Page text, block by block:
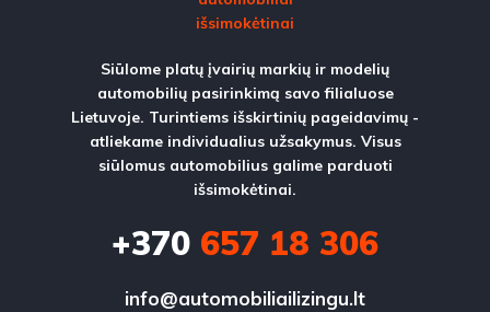
Siūlome platų įvairių markių ir modelių
automobilių pasirinkimą savo filialuose
Lietuvoje. Turintiems išskirtinių pageidavimų -
atliekame individualius užsakymus. Visus
siūlomus automobilius galime parduoti
išsimokėtinai.
+370 657 18 306
info@automobiliailizingu.lt